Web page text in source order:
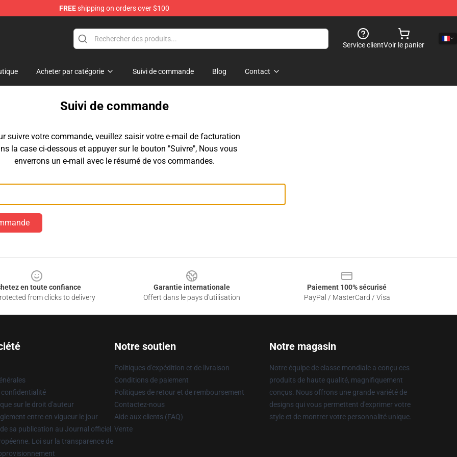
FREEshipping on orders over $100
Service clientVoir le panier
Acheter par catégorie Suivi de commande Blog Contact
Suivi de commande
suivre votre commande, veuillez saisir votre e-mail de facturation
la case ci-dessous et appuyer sur le bouton "Suivre", Nous vous
enverrons un e-mail avec le résumé de vos commandes.
en toute confiance
from clicks to delivery
Garantie internationale
Offert dans le pays d'utilisation
Paiement 100% sécurisé
PayPal / MasterCard / Visa
confidentialité
sur le droit d'auteur
entre en vigueur le jour
sa publication au Journal officiel
Loi sur la transparence de
Notre soutien
Politiques d'expédition et de livraison
Conditions de paiement
Politiques de retour et de remboursement
Contactez-nous
Aide aux clients (FAQ)
Vente
Notre magasin
Notre équipe de classe mondiale a conçu ces
produits de haute qualité, magnifiquement
conçus. Nous offrons une grande variété de
designs qui vous permettent d'exprimer votre
style et de montrer votre personnalité unique.